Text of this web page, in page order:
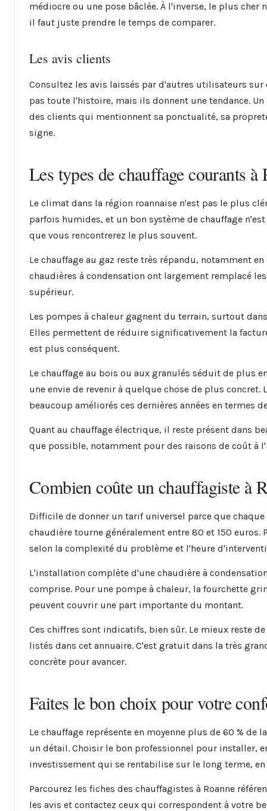
médiocre ou une pose bâclée. À l'inverse, le plus
il faut juste prendre le temps de comparer.
Les avis clients
Consultez les avis laissés par d'autres utilisateurs
pas toute l'histoire, mais ils donnent une tendance.
des clients qui mentionnent sa ponctualité, sa
signe.
Les types de chauffage courants à
Le climat dans la région roannaise n'est pas le plus
parfois humides, et un bon système de chauffage
que vous rencontrerez le plus souvent.
Le chauffage au gaz reste très répandu, notamment
chaudières à condensation ont largement remplacé
supérieur.
Les pompes à chaleur gagnent du terrain, surtout
Elles permettent de réduire significativement la
est plus conséquent.
Le chauffage au bois ou aux granulés séduit de plus
une envie de revenir à quelque chose de plus
beaucoup améliorés ces dernières années en termes
Quant au chauffage électrique, il reste présent dans
que possible, notamment pour des raisons de coût à
Combien coûte un chauffagiste à
Difficile de donner un tarif universel parce que
chaudière tourne généralement entre 80 et 150
selon la complexité du problème et l'heure
L'installation complète d'une chaudière à
comprise. Pour une pompe à chaleur, la fourchette
peuvent couvrir une part importante du montant.
Ces chiffres sont indicatifs, bien sûr. Le mieux reste
listés dans cet annuaire. C'est gratuit dans la très
concrète pour avancer.
Faites le bon choix pour votre
Le chauffage représente en moyenne plus de 60 %
un détail. Choisir le bon professionnel pour installer,
investissement qui se rentabilise sur le long terme,
Parcourez les fiches des chauffagistes à Roanne
les avis et contactez ceux qui correspondent à votre